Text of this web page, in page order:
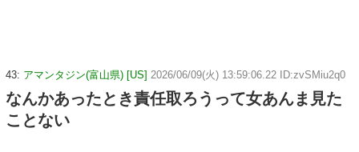
43: アマンタジン(富山県) [US] 2026/06/09(火) 13:59:06.22 ID:zvSMiu2q0
なんかあったとき責任取ろうって女あんま見た
ことない